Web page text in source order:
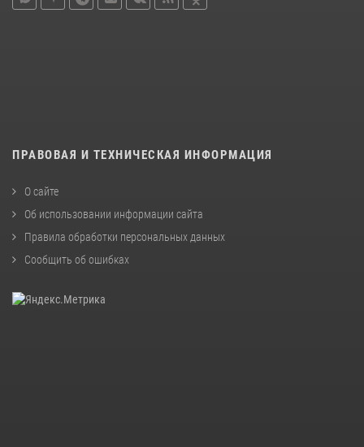
ПРАВОВАЯ И ТЕХНИЧЕСКАЯ ИНФОРМАЦИЯ
О сайте
Об использовании информации сайта
Правила обработки персональных данных
Сообщить об ошибках